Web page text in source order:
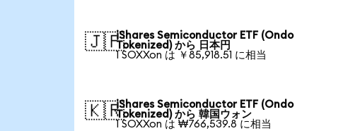
🇯🇵iShares Semiconductor ETF (Ondo
Tokenized) から 日本円
1 SOXXon は ￥85,918.51 に相当
🇰🇷iShares Semiconductor ETF (Ondo
Tokenized) から 韓国ウォン
1 SOXXon は ₩766,539.8 に相当